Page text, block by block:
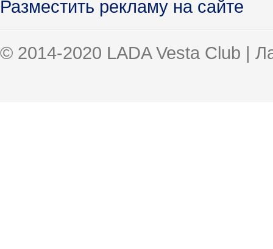
Разместить рекламу на сайте
© 2014-2020 LADA Vesta Club |